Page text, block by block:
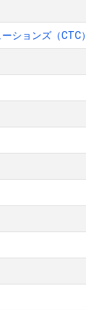
ションズ（CTC）